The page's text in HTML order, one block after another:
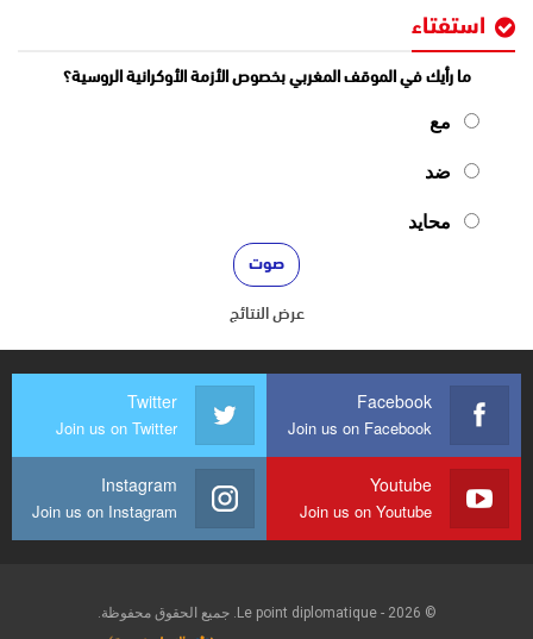
استفتاء
ما رأيك في الموقف المغربي بخصوص الأزمة الأوكرانية الروسية؟
مع
ضد
محايد
عرض النتائج
Facebook
Join us on Facebook
Twitter
Join us on Twitter
Youtube
Join us on Youtube
Instagram
Join us on Instagram
© 2026 - Le point diplomatique. جميع الحقوق محفوظة.